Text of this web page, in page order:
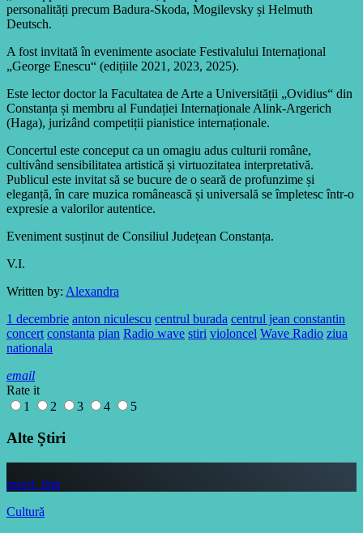
personalități precum Badura-Skoda, Mogilevsky și Helmuth
Deutsch.
A fost invitată în evenimente asociate Festivalului Internațional
„George Enescu“ (edițiile 2021, 2023, 2025).
Este lector doctor la Facultatea de Arte a Universității „Ovidius“ din
Constanța și membru al Fundației Internaționale Alink-Argerich
(Haga), jurizând competiții pianistice internaționale.
Concertul este conceput ca un omagiu adus culturii române,
cultivând sensibilitatea artistică și virtuozitatea interpretativă.
Publicul este invitat să se bucure de o seară de profunzime și
eleganță, în care muzica românească și universală se împletesc într-o
expresie a valorilor autentice.
Eveniment susținut de Consiliul Județean Constanța.
V.I.
Written by: Alexandra
1 decembrie anton niculescu centrul burada centrul jean constantin
concert constanta pian Radio wave stiri violoncel Wave Radio ziua
nationala
email
Rate it
1
2 3 4 5
Alte Ştiri
insert_link
Cultură